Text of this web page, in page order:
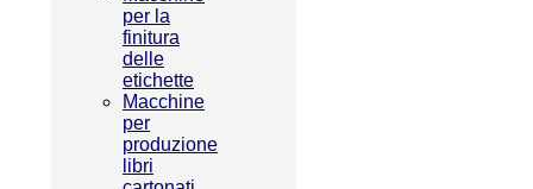
per la
finitura
delle
etichette
Macchine
per
produzione
libri